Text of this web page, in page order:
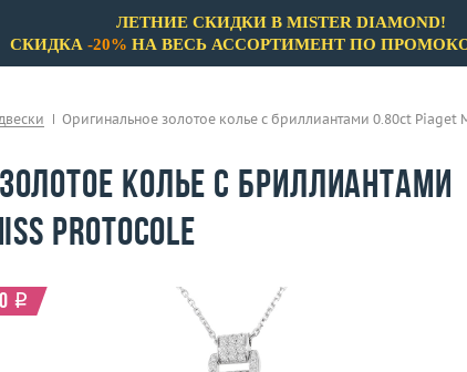
ЛЕТНИЕ СКИДКИ В MISTER DIAMOND!
СКИДКА -20% НА ВЕСЬ АССОРТИМЕНТ ПО
Оригинальное золотое колье c бриллиантами 0.80ct Piaget
колье c бриллиантами
Protocole
i